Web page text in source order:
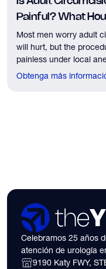
Painful? What
Patients Should
Most men worry adult
will hurt, but the
painless under local
recovery discomfort is
Obtenga más
Celebramos 25 años
atención de urología
9190 Katy FWY,